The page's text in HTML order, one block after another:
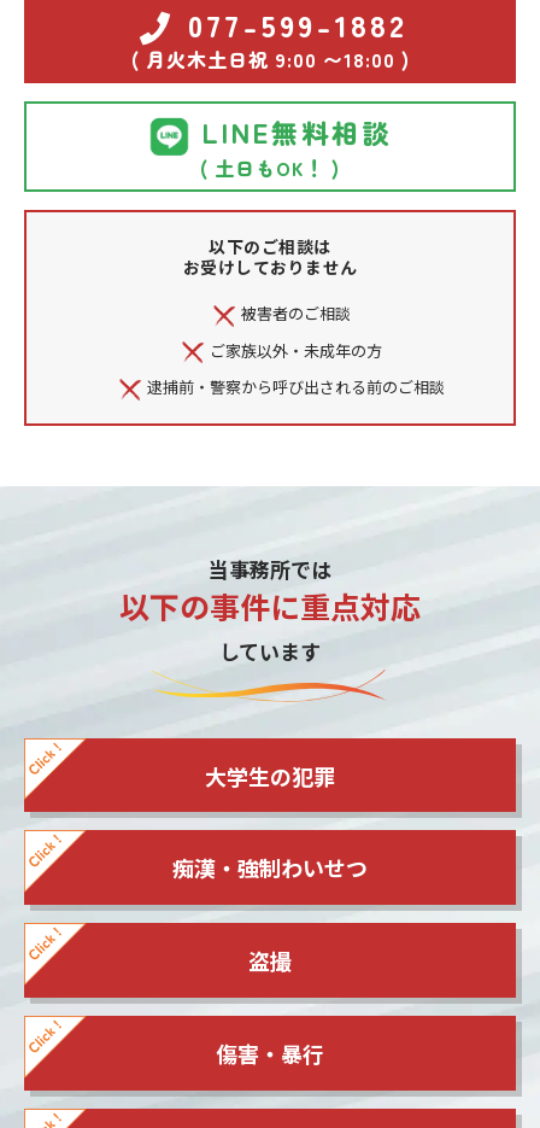
077-599-1882
( 月火木土日祝 9:00 〜18:00 )
LINE無料相談
( 土日もOK！ )
以下のご相談は
お受けしておりません
被害者のご相談
ご家族以外・未成年の方
逮捕前・警察から呼び出される前のご相談
当事務所では
以下の事件に重点対応
しています
大学生の犯罪
痴漢・強制わいせつ
盗撮
傷害・暴行